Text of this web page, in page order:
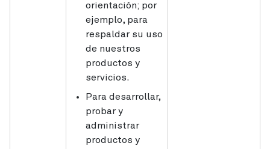
orientación; por
ejemplo, para
respaldar su uso
de nuestros
productos y
servicios.
Para desarrollar,
probar y
administrar
productos y